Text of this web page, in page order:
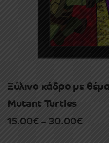
Ξύλινο κάδρο με
Mutant Turtles
15.00€–30.00€Price